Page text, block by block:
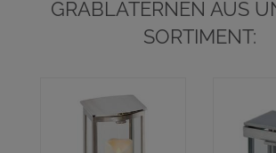
GRABLATERNEN AUS
SORTIMENT: